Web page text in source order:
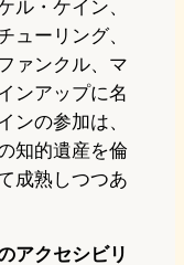
ル・ケイン、
ューリング、
ァンクル、マ
ンアップに名
ンの参加は、
知的遺産を倫
成熟しつつあ
アクセシビリ